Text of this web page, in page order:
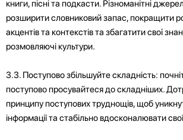
книги, пісні та подкасти. Різноманітні
розширити словниковий запас, покращити
акцентів та контекстів та збагатити свої
розмовляючі культури.
3.3. Поступово збільшуйте складність:
поступово просувайтеся до складніших.
принципу поступових труднощів, щоб
інформації та стабільно вдосконалювати